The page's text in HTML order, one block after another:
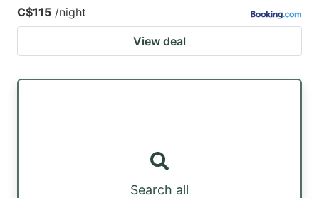
C$115 /night
View deal
Search all